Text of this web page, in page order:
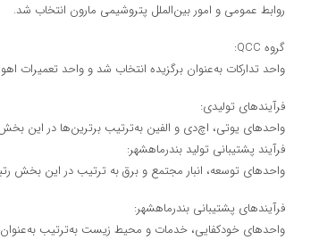
روابط عمومی و امور بین‌الملل پتروشیمی مارون انتخاب شد.
گروه QCC:
واحد تدارکات به‌عنوان برگزیده انتخاب شد و واحد تعمیرات
فرآیندهای تولیدی:
واحدهای یوتی، اچ‌دی و الفین به‌ترتیب برترین‌ها در این
فرآیند پشتیبانی تولید بندرماهشهر:
واحدهای توسعه، انبار مجتمع و برق به ترتیب در این بخش
فرآیندهای پشتیبانی بندرماهشهر:
واحدهای خودکفایی، خدمات و محیط زیست به‌ترتیب